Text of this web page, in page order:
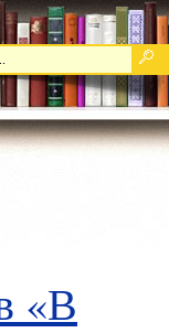
«В